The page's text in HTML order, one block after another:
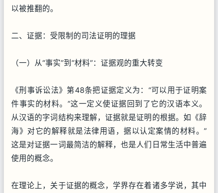
以被推翻的。
二、证据：受限制的司法证明的理据
（一）从“事实”到“材料”：证据观的重大转变
《刑事诉讼法》第48条把证据定义为：“可以用于证明案
件事实的材料。”这一定义使证据回到了它的汉语本义。
从汉语的字词结构来理解，证据就是证明的根据。如《辞
海》对它的解释就是法律用语，据以认定案情的材料。”
这是对证据一词最简洁的解释，也是人们日常生活中普遍
使用的概念。
在理论上，关于证据的概念，学界存在着诸多学说，其中